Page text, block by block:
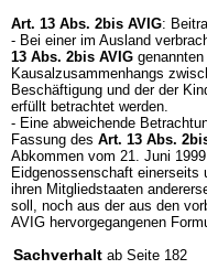
Art. 13 Abs. 2bis AVIG:
- Bei einer im Ausland
13 Abs. 2bis AVIG
Kausalzusammenhangs
Beschäftigung und der der
erfüllt betrachtet werden.
- Eine abweichende
Fassung des Art. 13 Abs.
Abkommen vom 21. Juni
Eidgenossenschaft einerseits
ihren Mitgliedstaaten
soll, noch aus der aus den
AVIG hervorgegangenen
Sachverhalt ab Seite 182